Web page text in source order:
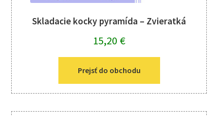
Skladacie kocky pyramída – Zvieratká
15,20 €
Prejsť do obchodu